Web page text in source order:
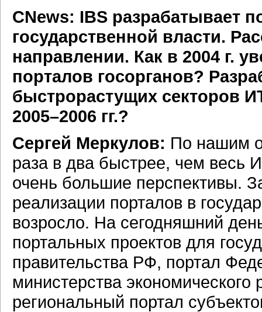
CNews: IBS разрабатывает
государственной власти.
направлении. Как в 2004 г.
порталов госорганов?
быстрорастущих секторов
2005–2006 гг.?
Сергей Меркулов: По нашим
раза в два быстрее, чем весь
очень большие перспективы.
реализации порталов в
возросло. На сегодняшний
портальных проектов для
правительства РФ, портал
министерства
региональный портал